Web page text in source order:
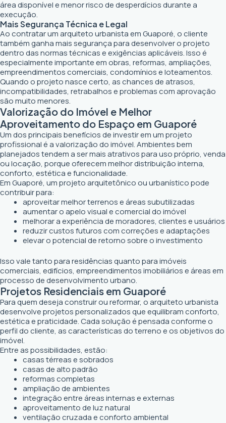
área disponível e menor risco de desperdícios durante a
execução.
Mais Segurança Técnica e Legal
Ao contratar um arquiteto urbanista em Guaporé, o cliente
também ganha mais segurança para desenvolver o projeto
dentro das normas técnicas e exigências aplicáveis. Isso é
especialmente importante em obras, reformas, ampliações,
empreendimentos comerciais, condomínios e loteamentos.
Quando o projeto nasce certo, as chances de atrasos,
incompatibilidades, retrabalhos e problemas com aprovação
são muito menores.
Valorização do Imóvel e Melhor
Aproveitamento do Espaço em Guaporé
Um dos principais benefícios de investir em um projeto
profissional é a valorização do imóvel. Ambientes bem
planejados tendem a ser mais atrativos para uso próprio, venda
ou locação, porque oferecem melhor distribuição interna,
conforto, estética e funcionalidade.
Em Guaporé, um projeto arquitetônico ou urbanístico pode
contribuir para:
aproveitar melhor terrenos e áreas subutilizadas
aumentar o apelo visual e comercial do imóvel
melhorar a experiência de moradores, clientes e usuários
reduzir custos futuros com correções e adaptações
elevar o potencial de retorno sobre o investimento
Isso vale tanto para residências quanto para imóveis
comerciais, edifícios, empreendimentos imobiliários e áreas em
processo de desenvolvimento urbano.
Projetos Residenciais em Guaporé
Para quem deseja construir ou reformar, o arquiteto urbanista
desenvolve projetos personalizados que equilibram conforto,
estética e praticidade. Cada solução é pensada conforme o
perfil do cliente, as características do terreno e os objetivos do
imóvel.
Entre as possibilidades, estão:
casas térreas e sobrados
casas de alto padrão
reformas completas
ampliação de ambientes
integração entre áreas internas e externas
aproveitamento de luz natural
ventilação cruzada e conforto ambiental